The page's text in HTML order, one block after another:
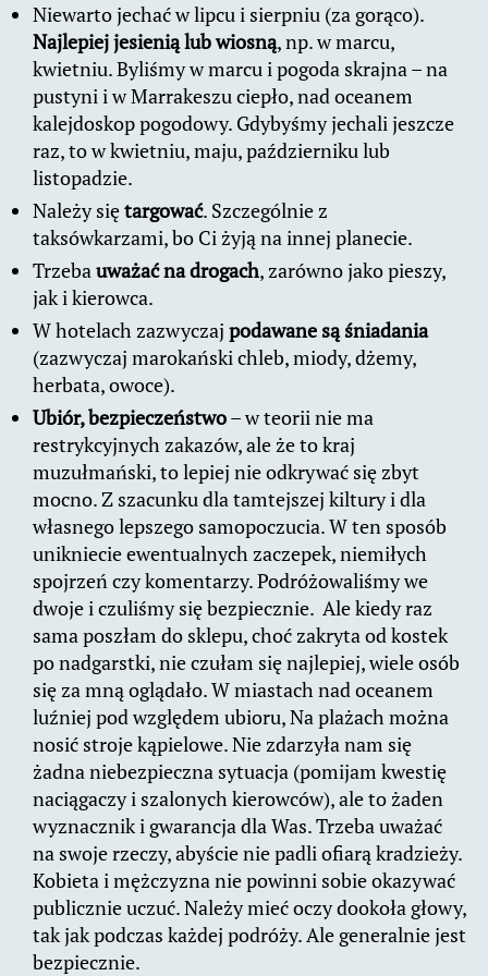
Niewarto jechać w lipcu i sierpniu (za gorąco).
Najlepiej jesienią lub wiosną, np. w marcu,
kwietniu. Byliśmy w marcu i pogoda skrajna – na
pustyni i w Marrakeszu ciepło, nad oceanem
kalejdoskop pogodowy. Gdybyśmy jechali jeszcze
raz, to w kwietniu, maju, październiku lub
listopadzie.
Należy siętargować. Szczególnie z
taksówkarzami, bo Ci żyją na innej planecie.
Trzebauważać na drogach, zarówno jako pieszy,
jak i kierowca.
W hotelach zazwyczaj podawane są śniadania
(zazwyczaj marokański chleb, miody, dżemy,
herbata, owoce).
Ubiór, bezpieczeństwo– w teorii nie ma
restrykcyjnych zakazów, ale że to kraj
muzułmański, to lepiej nie odkrywać się zbyt
mocno. Z szacunku dla tamtejszej kiltury i dla
własnego lepszego samopoczucia. W ten sposób
unikniecie ewentualnych zaczepek, niemiłych
spojrzeń czy komentarzy. Podróżowaliśmy we
dwoje i czuliśmy się bezpiecznie. Ale kiedy raz
sama poszłam do sklepu, choć zakryta od kostek
po nadgarstki, nie czułam się najlepiej, wiele osób
się za mną oglądało. W miastach nad oceanem
luźniej pod względem ubioru, Na plażach można
nosić stroje kąpielowe. Nie zdarzyła nam się
żadna niebezpieczna sytuacja (pomijam kwestię
naciągaczy i szalonych kierowców), ale to żaden
wyznacznik i gwarancja dla Was. Trzeba uważać
na swoje rzeczy, abyście nie padli ofiarą kradzieży.
Kobieta i mężczyzna nie powinni sobie okazywać
publicznie uczuć. Należy mieć oczy dookoła głowy,
tak jak podczas każdej podróży. Ale generalnie jest
bezpiecznie.